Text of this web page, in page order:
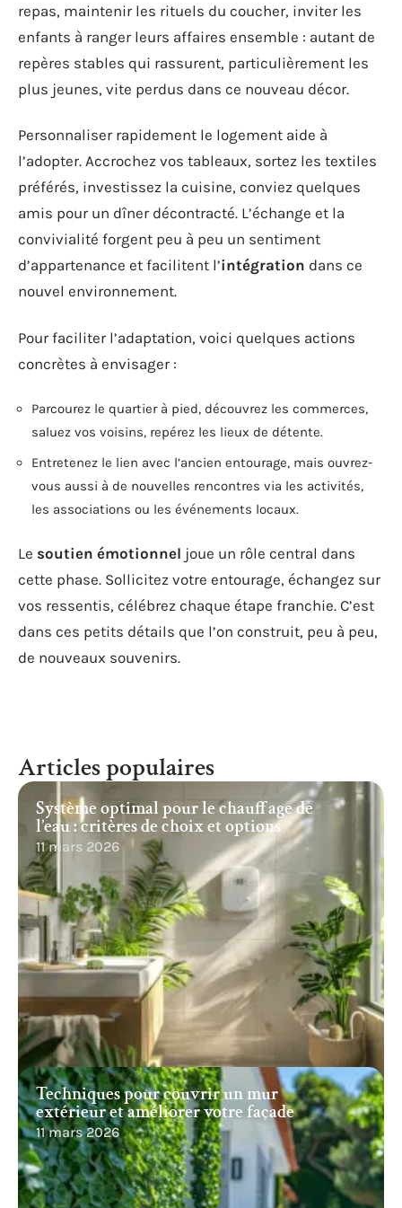
repas, maintenir les rituels du coucher, inviter les
enfants à ranger leurs affaires ensemble : autant de
repères stables qui rassurent, particulièrement les
plus jeunes, vite perdus dans ce nouveau décor.
Personnaliser rapidement le logement aide à
l’adopter. Accrochez vos tableaux, sortez les textiles
préférés, investissez la cuisine, conviez quelques
amis pour un dîner décontracté. L’échange et la
convivialité forgent peu à peu un sentiment
d’appartenance et facilitent l’intégration dans ce
nouvel environnement.
Pour faciliter l’adaptation, voici quelques actions
concrètes à envisager :
Parcourez le quartier à pied, découvrez les commerces,
saluez vos voisins, repérez les lieux de détente.
Entretenez le lien avec l’ancien entourage, mais ouvrez-
vous aussi à de nouvelles rencontres via les activités,
les associations ou les événements locaux.
Le soutien émotionnel joue un rôle central dans
cette phase. Sollicitez votre entourage, échangez sur
vos ressentis, célébrez chaque étape franchie. C’est
dans ces petits détails que l’on construit, peu à peu,
de nouveaux souvenirs.
Articles populaires
Système optimal pour le chauffage de
l’eau : critères de choix et options
11 mars 2026
Techniques pour couvrir un mur
extérieur et améliorer votre façade
11 mars 2026